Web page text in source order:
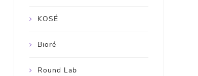
KOSÉ
Bioré
Round Lab